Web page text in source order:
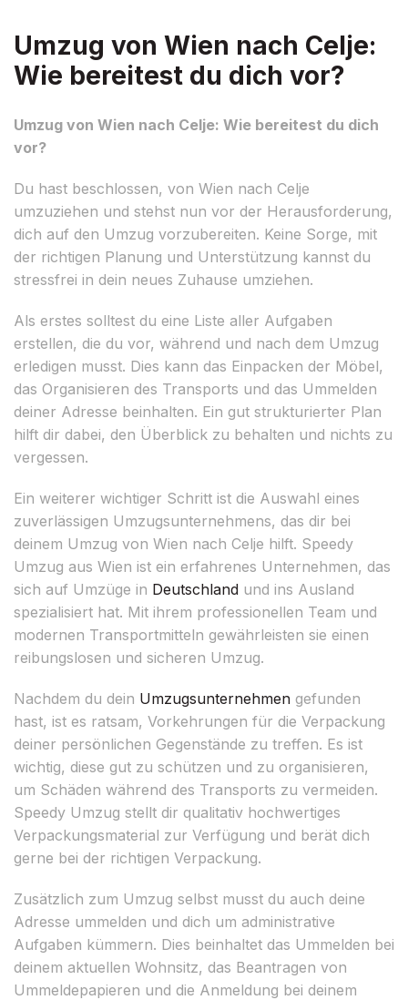
Umzug von Wien nach Celje:
Wie bereitest du dich vor?
Umzug von Wien nach Celje: Wie bereitest du dich
vor?
Du hast beschlossen, von Wien nach Celje
umzuziehen und stehst nun vor der Herausforderung,
dich auf den Umzug vorzubereiten. Keine Sorge, mit
der richtigen Planung und Unterstützung kannst du
stressfrei in dein neues Zuhause umziehen.
Als erstes solltest du eine Liste aller Aufgaben
erstellen, die du vor, während und nach dem Umzug
erledigen musst. Dies kann das Einpacken der Möbel,
das Organisieren des Transports und das Ummelden
deiner Adresse beinhalten. Ein gut strukturierter Plan
hilft dir dabei, den Überblick zu behalten und nichts zu
vergessen.
Ein weiterer wichtiger Schritt ist die Auswahl eines
zuverlässigen Umzugsunternehmens, das dir bei
deinem Umzug von Wien nach Celje hilft. Speedy
Umzug aus Wien ist ein erfahrenes Unternehmen, das
sich auf Umzüge in Deutschland und ins Ausland
spezialisiert hat. Mit ihrem professionellen Team und
modernen Transportmitteln gewährleisten sie einen
reibungslosen und sicheren Umzug.
Nachdem du dein Umzugsunternehmen gefunden
hast, ist es ratsam, Vorkehrungen für die Verpackung
deiner persönlichen Gegenstände zu treffen. Es ist
wichtig, diese gut zu schützen und zu organisieren,
um Schäden während des Transports zu vermeiden.
Speedy Umzug stellt dir qualitativ hochwertiges
Verpackungsmaterial zur Verfügung und berät dich
gerne bei der richtigen Verpackung.
Zusätzlich zum Umzug selbst musst du auch deine
Adresse ummelden und dich um administrative
Aufgaben kümmern. Dies beinhaltet das Ummelden bei
deinem aktuellen Wohnsitz, das Beantragen von
Ummeldepapieren und die Anmeldung bei deinem